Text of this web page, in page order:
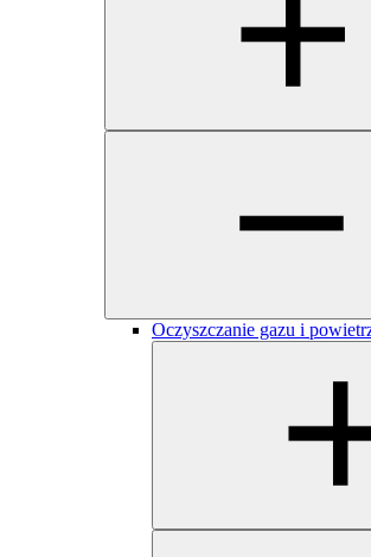
Oczyszczanie gazu i